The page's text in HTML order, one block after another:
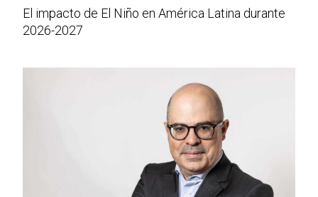
El impacto de El Niño en América Latina durante
2026-2027